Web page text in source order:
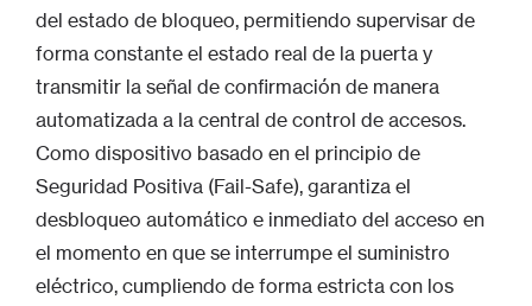
del estado de bloqueo, permitiendo supervisar de
forma constante el estado real de la puerta y
transmitir la señal de confirmación de manera
automatizada a la central de control de accesos.
Como dispositivo basado en el principio de
Seguridad Positiva (Fail-Safe), garantiza el
desbloqueo automático e inmediato del acceso en
el momento en que se interrumpe el suministro
eléctrico, cumpliendo de forma estricta con los